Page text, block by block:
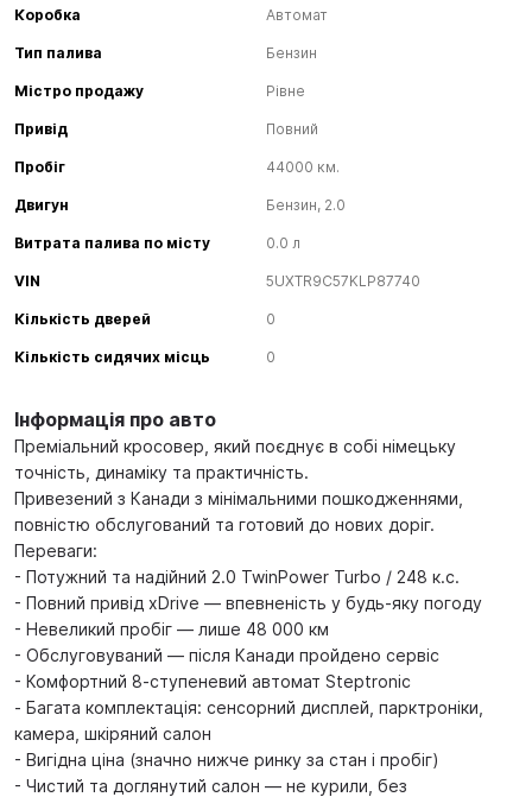
Інформація про авто
Преміальний кросовер, який поєднує в собі німецьку
точність, динаміку та практичність.
Привезений з Канади з мінімальними пошкодженнями,
повністю обслугований та готовий до нових доріг.
Переваги:
- Потужний та надійний 2.0 TwinPower Turbo / 248 к.с.
- Повний привід xDrive — впевненість у будь-яку погоду
- Невеликий пробіг — лише 48 000 км
- Обслуговуваний — після Канади пройдено сервіс
- Комфортний 8-ступеневий автомат Steptronic
- Багата комплектація: сенсорний дисплей, парктроніки,
камера, шкіряний салон
- Вигідна ціна (значно нижче ринку за стан і пробіг)
- Чистий та доглянутий салон — не курили, без
Коробка Автомат
Тип палива Бензин
Містро продажу Рівне
Привід Повний
Пробіг 44000 км.
Двигун Бензин, 2.0
Витрата палива по місту 0.0 л
VIN 5UXTR9C57KLP87740
Кількість дверей 0
Кількість сидячих місць 0